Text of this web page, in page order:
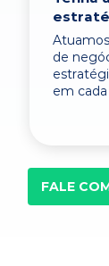
de
em
FALE